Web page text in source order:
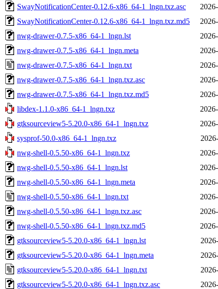
SwayNotificationCenter-0.12.6-x86_64-1_lngn.txz.asc
SwayNotificationCenter-0.12.6-x86_64-1_lngn.txz.md5
nwg-drawer-0.7.5-x86_64-1_lngn.lst
nwg-drawer-0.7.5-x86_64-1_lngn.meta
nwg-drawer-0.7.5-x86_64-1_lngn.txt
nwg-drawer-0.7.5-x86_64-1_lngn.txz.asc
nwg-drawer-0.7.5-x86_64-1_lngn.txz.md5
libdex-1.1.0-x86_64-1_lngn.txz
gtksourceview5-5.20.0-x86_64-1_lngn.txz
sysprof-50.0-x86_64-1_lngn.txz
nwg-shell-0.5.50-x86_64-1_lngn.txz
nwg-shell-0.5.50-x86_64-1_lngn.lst
nwg-shell-0.5.50-x86_64-1_lngn.meta
nwg-shell-0.5.50-x86_64-1_lngn.txt
nwg-shell-0.5.50-x86_64-1_lngn.txz.asc
nwg-shell-0.5.50-x86_64-1_lngn.txz.md5
gtksourceview5-5.20.0-x86_64-1_lngn.lst
gtksourceview5-5.20.0-x86_64-1_lngn.meta
gtksourceview5-5.20.0-x86_64-1_lngn.txt
gtksourceview5-5.20.0-x86_64-1_lngn.txz.asc